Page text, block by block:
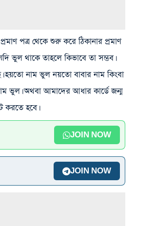
পত্র থেকে শুরু করে ঠিকানার প্রমাণ
ভুল থাকে তাহলে কিভাবে তা সম্ভব।
হয়তো নাম ভুল নয়তো বাবার নাম কিংবা
ভুল। অথবা আমাদের আধার কার্ডে জন্ম
করতে হবে।
JOIN NOW
JOIN NOW